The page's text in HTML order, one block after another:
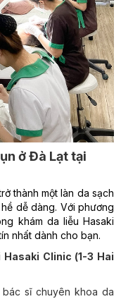
ở Đà Lạt tại
thành một làn da sạch
dễ dàng. Với phương
khám da liễu Hasaki
nhất dành cho bạn.
Hasaki Clinic (1-3 Hai
sĩ chuyên khoa da